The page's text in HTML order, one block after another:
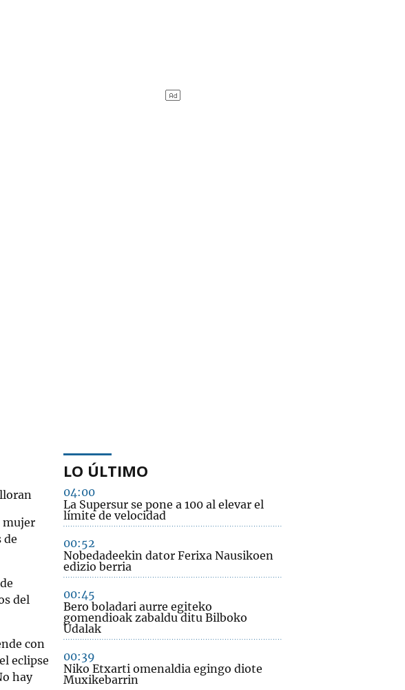
mujer
de
del
con
eclipse
hay
LO ÚLTIMO
04:00
La Supersur se pone a 100 al elevar el
límite de velocidad
00:52
Nobedadeekin dator Ferixa Nausikoen
edizio berria
00:45
Bero boladari aurre egiteko
gomendioak zabaldu ditu Bilboko
Udalak
00:39
Niko Etxarti omenaldia egingo diote
Muxikebarrin